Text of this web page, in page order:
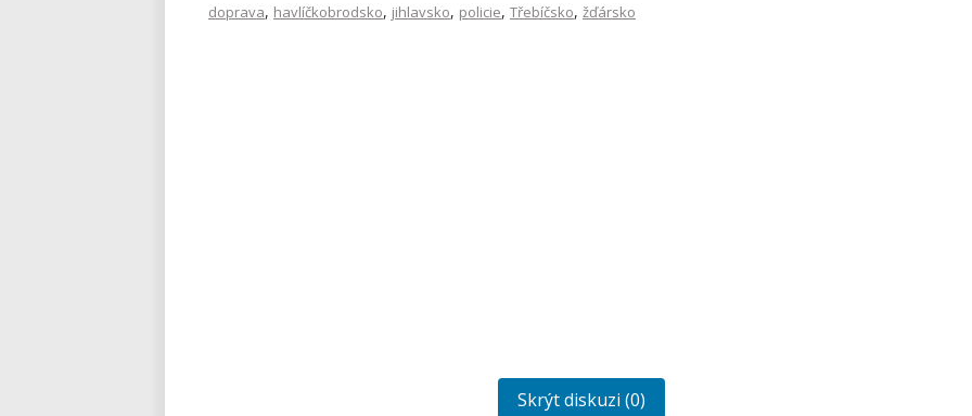
doprava, havlíčkobrodsko, jihlavsko, policie, Třebíčsko, žďársko
Skrýt diskuzi (0)